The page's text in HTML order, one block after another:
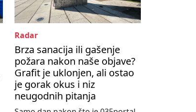
Radar
Brza sanacija ili gašenje
požara nakon naše objave?
Grafit je uklonjen, ali ostao
je gorak okus i niz
neugodnih pitanja